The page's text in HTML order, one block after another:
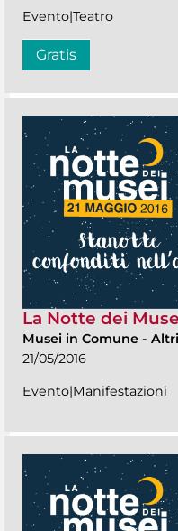
Evento|Teatro
Gratis
La Notte dei
Musei in Comune -
21/05/2016
Evento|Manifestazioni